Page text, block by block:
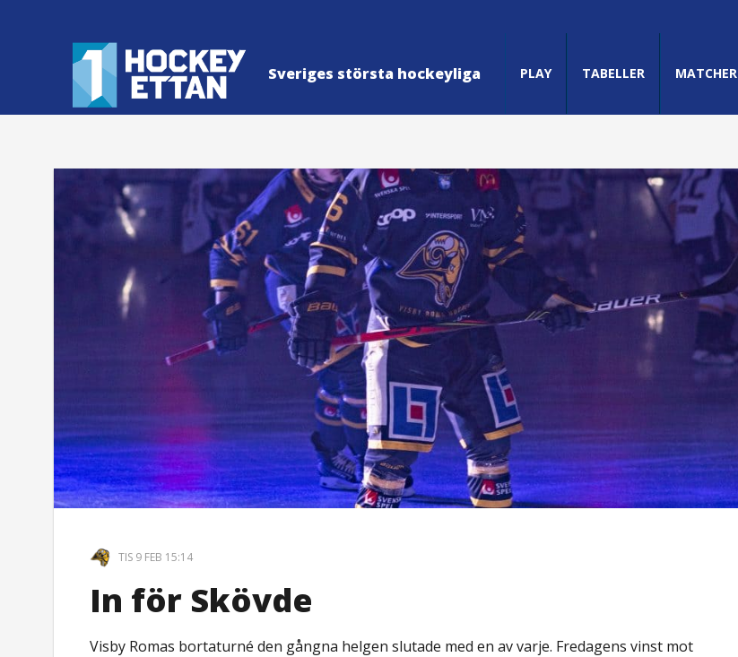
Sveriges största hockeyliga PLAY TABELLER MATCHER
TIS 9 FEB 15:14
In för Skövde
Visby Romas bortaturné den gångna helgen slutade med en av varje. Fredagens vinst mot